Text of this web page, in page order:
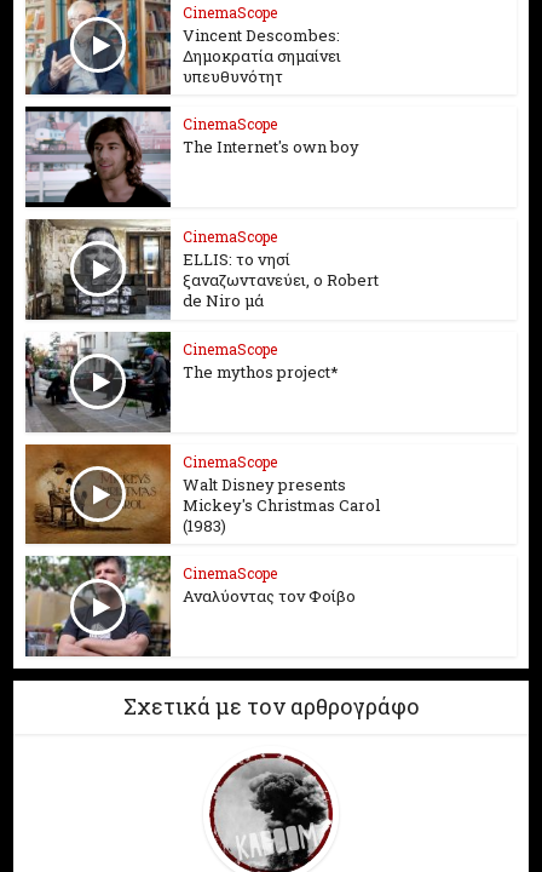
CinemaScope
Vincent Descombes:
Δημοκρατία σημαίνει
υπευθυνότητ
CinemaScope
The Internet's own boy
CinemaScope
ELLIS: το νησί
ξαναζωντανεύει, o Robert
de Niro μά
CinemaScope
The mythos project*
CinemaScope
Walt Disney presents
Mickey's Christmas Carol
(1983)
CinemaScope
Αναλύοντας τον Φοίβο
Σχετικά με τον αρθρογράφο